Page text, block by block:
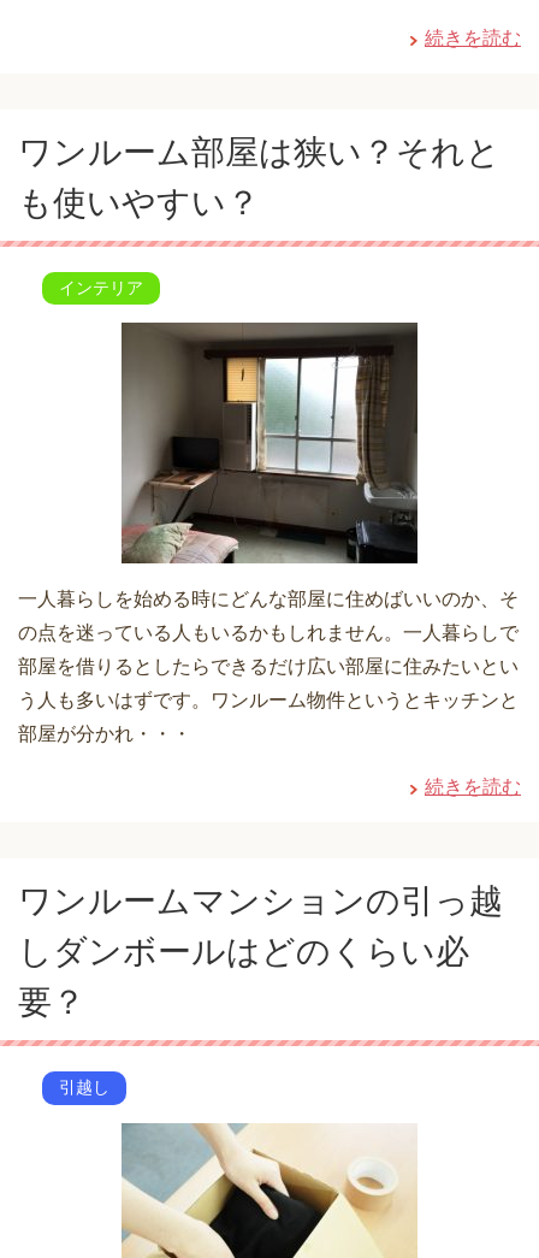
続きを読む
ワンルーム部屋は狭い？それと
も使いやすい？
インテリア
一人暮らしを始める時にどんな部屋に住めばいいのか、そ
の点を迷っている人もいるかもしれません。一人暮らしで
部屋を借りるとしたらできるだけ広い部屋に住みたいとい
う人も多いはずです。ワンルーム物件というとキッチンと
部屋が分かれ・・・
続きを読む
ワンルームマンションの引っ越
しダンボールはどのくらい必
要？
引越し